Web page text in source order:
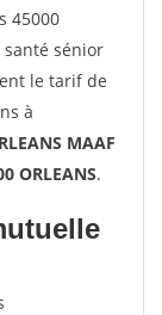
45000
santé sénior
le tarif de
à
MAAF
ORLEANS.